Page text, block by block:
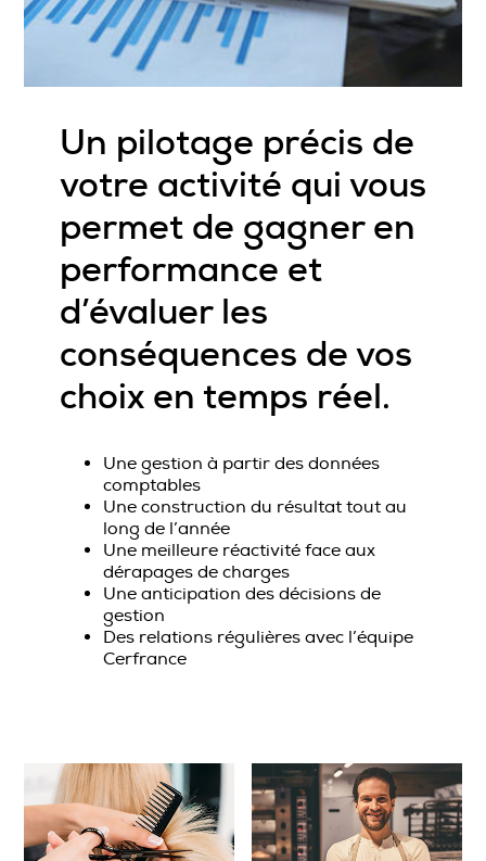
Un pilotage précis de
votre activité qui vous
permet de gagner en
performance et
d’évaluer les
conséquences de vos
choix en temps réel.
Une gestion à partir des données
comptables
Une construction du résultat tout au
long de l’année
Une meilleure réactivité face aux
dérapages de charges
Une anticipation des décisions de
gestion
Des relations régulières avec l’équipe
Cerfrance